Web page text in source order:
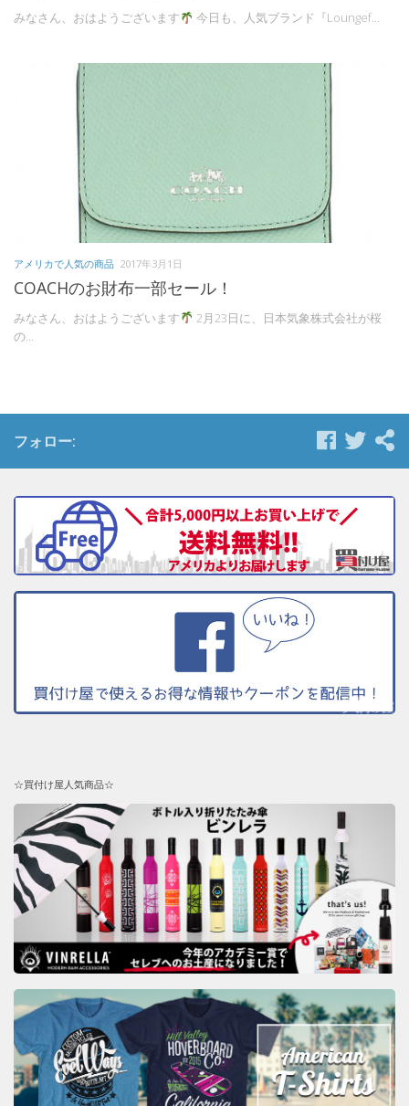
みなさん、おはようございます 今日も、人気ブランド『Loungef...
アメリカで人気の商品 2017年3月1日
COACHのお財布一部セール！
みなさん、おはようございます
2月23日に、日本気象株式会社が桜
の...
フォロー:
☆買付け屋人気商品☆